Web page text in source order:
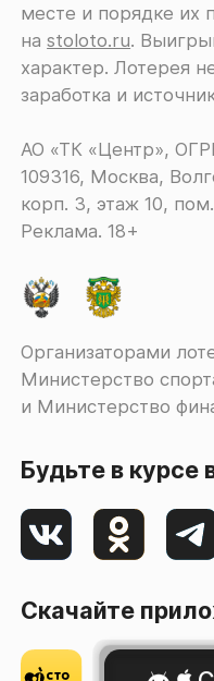
месте и порядке их
наstoloto.ru.
характер. Лотерея
заработка и
АО «ТК «Центр»,
109316, Москва,
корп. 3, этаж 10,
Реклама. 18+
Организаторами
Министерство
и Министерство
Будьте в курсе
Скачайте